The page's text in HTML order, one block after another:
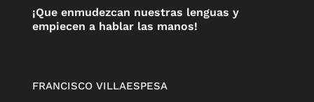
¡Que enmudezcan nuestras lenguas y
empiecen a hablar las manos!
FRANCISCO VILLAESPESA